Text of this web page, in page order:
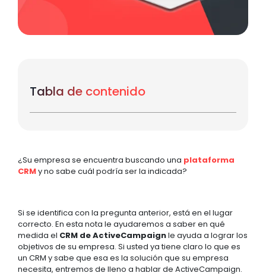
Tabla de contenido
¿Su empresa se encuentra buscando una plataforma
CRMy no sabe cuál podría ser la indicada?
Si se identifica con la pregunta anterior, está en el lugar
correcto. En esta nota le ayudaremos a saber en qué
medida el CRM de ActiveCampaignle ayuda a lograr los
objetivos de su empresa. Si usted ya tiene claro lo que es
un CRM y sabe que esa es la solución que su empresa
necesita, entremos de lleno a hablar de ActiveCampaign.